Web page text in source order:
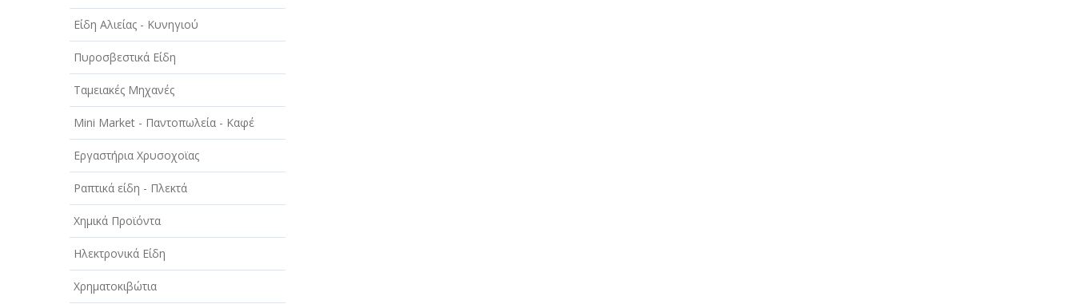
Είδη Αλιείας - Κυνηγιού
Πυροσβεστικά Είδη
Ταμειακές Μηχανές
Mini Market - Παντοπωλεία - Καφέ
Εργαστήρια Χρυσοχοϊας
Ραπτικά είδη - Πλεκτά
Χημικά Προϊόντα
Ηλεκτρονικά Είδη
Χρηματοκιβώτια